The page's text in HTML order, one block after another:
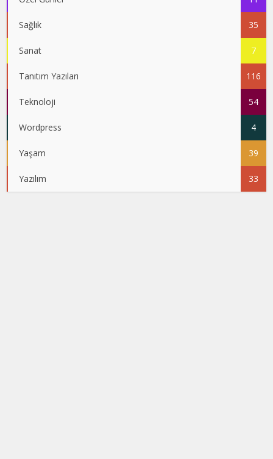
Sağlık 35
Sanat 7
Tanıtım Yazıları 116
Teknoloji 54
Wordpress 4
Yaşam 39
Yazılım 33